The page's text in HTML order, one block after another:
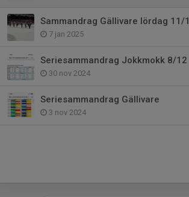
Sammandrag Gällivare lördag 11/1
7 jan 2025
Seriesammandrag Jokkmokk 8/12
30 nov 2024
Seriesammandrag Gällivare
3 nov 2024